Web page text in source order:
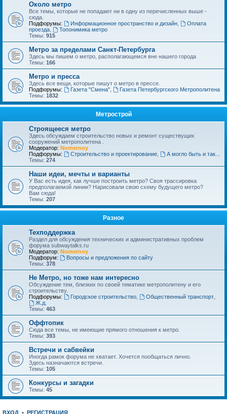
Около метро
Все темы, которые не попадают ни в одну из перечисленных выше -
сюда.
Подфорумы:
Информационное пространство и дизайн,
Оплата
проезда
Топонимика метро
Темы: 915
Метро за пределами Санкт-Петербурга
Здесь мы пишем о метро, располагающемся вне нашего города
Темы: 166
Метро и пресса
Здесь все вещи, которые пишут о метро в прессе.
Подфорумы:
Газета "Смена",
Газета Петербургского Метрополитена
Темы: 1832
Метрострой
Строящееся метро
Здесь обсуждаем строительство новых и ремонт существущих
сооружений метрополитена .
Модератор: Nomernoy
Подфорумы:
Строительство и проектирование,
А могло быть и так...
Темы: 274
Наши идеи, мечты и варианты
У Вас есть идея, как лучше построить метро? Своя трассировка
предполагаемой линии? Нарисовали свою схему будущего метро?
Вам сюда!
Темы: 207
Разное
Техподдержка
Раздел для обсуждения технических и административных проблем
форума subwaytalks.ru
Модератор: Nomernoy
Подфорум:
Вопросы и предложения по сайту
Темы: 378
Не Метро, но тоже нам интересно
Обсуждение тем, близких по своей тематике метрополитену и его
строительству.
Подфорумы:
Городское строительство, Общественный транспорт,
Ж.д.
Темы: 463
Оффтопик
Сюда все темы, не имеющие прямого отношения к метро.
Темы: 393
Встречи и сабвейки
Иногда рамок форума не хватает. Хочется пообщаться лично.
Здесь назначаются встречи.
Темы: 105
Конкурсы и загадки
Темы: 45
ВХОД • РЕГИСТРАЦИЯ